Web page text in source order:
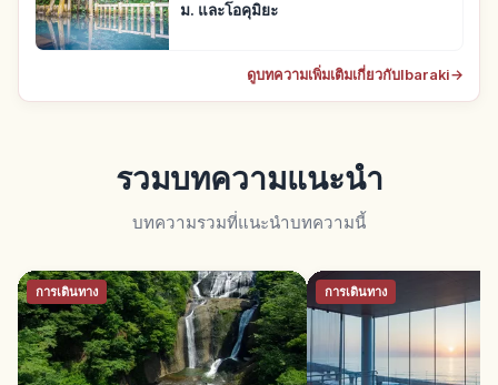
ม. และโอคุมิยะ
ดูบทความเพิ่มเติมเกี่ยวกับIbaraki→
รวมบทความแนะนำ
บทความรวมที่แนะนำบทความนี้
การเดินทาง การเดินทาง